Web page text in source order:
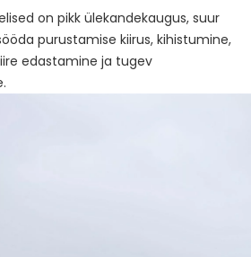
on pikk ülekandekaugus, suur
purustamise kiirus, kihistumine,
edastamine ja tugev